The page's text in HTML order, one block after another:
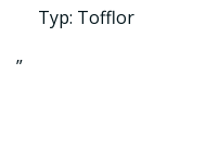
Typ: Tofflor
”